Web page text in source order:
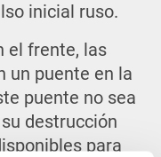
inicial ruso.
el frente, las
un puente en la
puente no sea
destrucción
para